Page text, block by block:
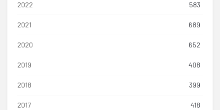
2022 583
2021 689
2020 652
2019 408
2018 399
2017 418